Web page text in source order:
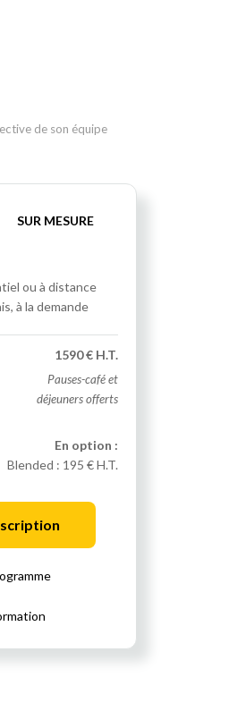
de son équipe
SUR MESURE
ou à distance
à la demande
1590 € H.T.
Pauses-café et
déjeuners offerts
En option :
Blended : 195 € H.T.